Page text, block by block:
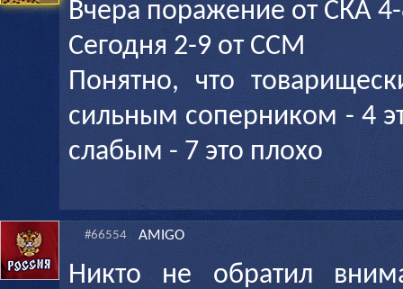
Вчера поражение от СКА
Сегодня 2-9 от ССМ
Понятно, что
сильным соперником - 4
слабым - 7 это плохо
#66554 AMIGO
Никто не обратил